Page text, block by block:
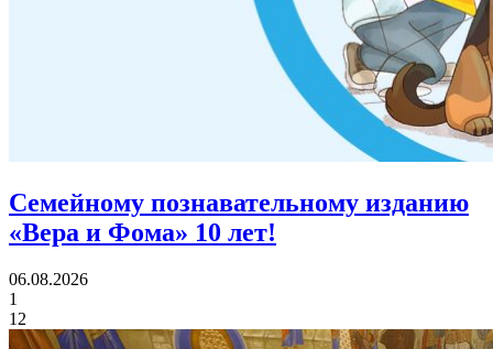
Семейному познавательному изданию
«Вера и Фома» 10 лет!
06.08.2026
1
12